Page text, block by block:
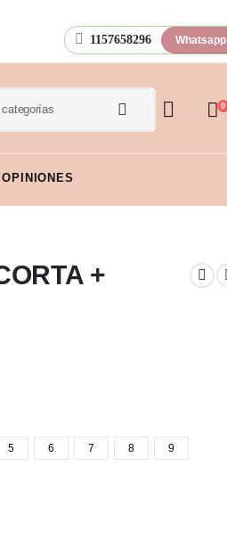
1157658296 Whatsapp
OPINIONES
0
+
5 6 7 8 9